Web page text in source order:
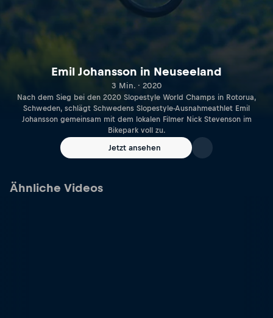
Emil Johansson in Neuseeland
3 Min. · 2020
Nach dem Sieg bei den 2020 Slopestyle World Champs in Rotorua,
Schweden, schlägt Schwedens Slopestyle-Ausnahmeathlet Emil
Johansson gemeinsam mit dem lokalen Filmer Nick Stevenson im
Bikepark voll zu.
Jetzt ansehen
Ähnliche Videos